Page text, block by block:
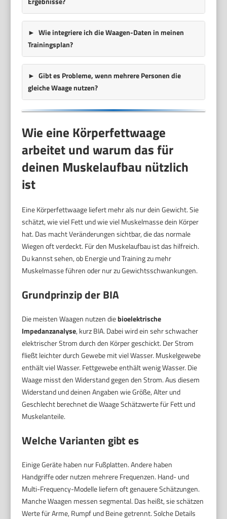
Wie integriere ich die Waagen-Daten in meinen
Trainingsplan?
Gibt es Probleme, wenn mehrere Personen die
gleiche Waage nutzen?
Wie eine Körperfettwaage
arbeitet und warum das für
deinen Muskelaufbau nützlich
ist
Eine Körperfettwaage liefert mehr als nur dein Gewicht. Sie
schätzt, wie viel Fett und wie viel Muskelmasse dein Körper
hat. Das macht Veränderungen sichtbar, die das normale
Wiegen oft verdeckt. Für den Muskelaufbau ist das hilfreich.
Du kannst sehen, ob Energie und Training zu mehr
Muskelmasse führen oder nur zu Gewichtsschwankungen.
Grundprinzip der BIA
Die meisten Waagen nutzen diebioelektrische
Impedanzanalyse, kurz BIA. Dabei wird ein sehr schwacher
elektrischer Strom durch den Körper geschickt. Der Strom
fließt leichter durch Gewebe mit viel Wasser. Muskelgewebe
enthält viel Wasser. Fettgewebe enthält wenig Wasser. Die
Waage misst den Widerstand gegen den Strom. Aus diesem
Widerstand und deinen Angaben wie Größe, Alter und
Geschlecht berechnet die Waage Schätzwerte für Fett und
Muskelanteile.
Welche Varianten gibt es
Einige Geräte haben nur Fußplatten. Andere haben
Handgriffe oder nutzen mehrere Frequenzen. Hand- und
Multi-Frequency-Modelle liefern oft genauere Schätzungen.
Manche Waagen messen segmental. Das heißt, sie schätzen
Werte für Arme, Rumpf und Beine getrennt. Solche Details